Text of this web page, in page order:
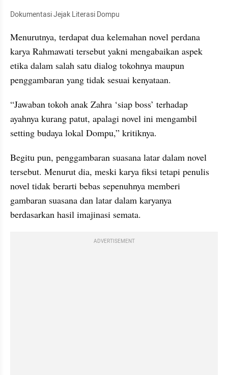
Dokumentasi Jejak Literasi Dompu
Menurutnya, terdapat dua kelemahan novel perdana
karya Rahmawati tersebut yakni mengabaikan aspek
etika dalam salah satu dialog tokohnya maupun
penggambaran yang tidak sesuai kenyataan.
“Jawaban tokoh anak Zahra ‘siap boss’ terhadap
ayahnya kurang patut, apalagi novel ini mengambil
setting budaya lokal Dompu,” kritiknya.
Begitu pun, penggambaran suasana latar dalam novel
tersebut. Menurut dia, meski karya fiksi tetapi penulis
novel tidak berarti bebas sepenuhnya memberi
gambaran suasana dan latar dalam karyanya
berdasarkan hasil imajinasi semata.
ADVERTISEMENT